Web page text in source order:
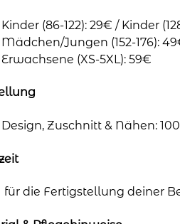
Kinder (86-122): 29€ / Kinder
Mädchen/Jungen (152-176):
Erwachsene (XS-5XL): 59€
Design, Zuschnitt & Nähen:
für die Fertigstellung deiner